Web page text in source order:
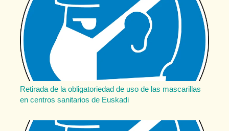
Retirada de la obligatoriedad de uso de las mascarillas
en centros sanitarios de Euskadi